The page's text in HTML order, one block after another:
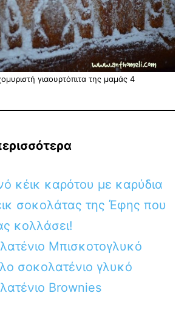
γιαουρτόπιτα της μαμάς 4
κέικ καρότου με καρύδια
σοκολάτας της Έφης που
κολλάσει!
Μπισκοτογλυκό
σοκολατένιο γλυκό
Brownies